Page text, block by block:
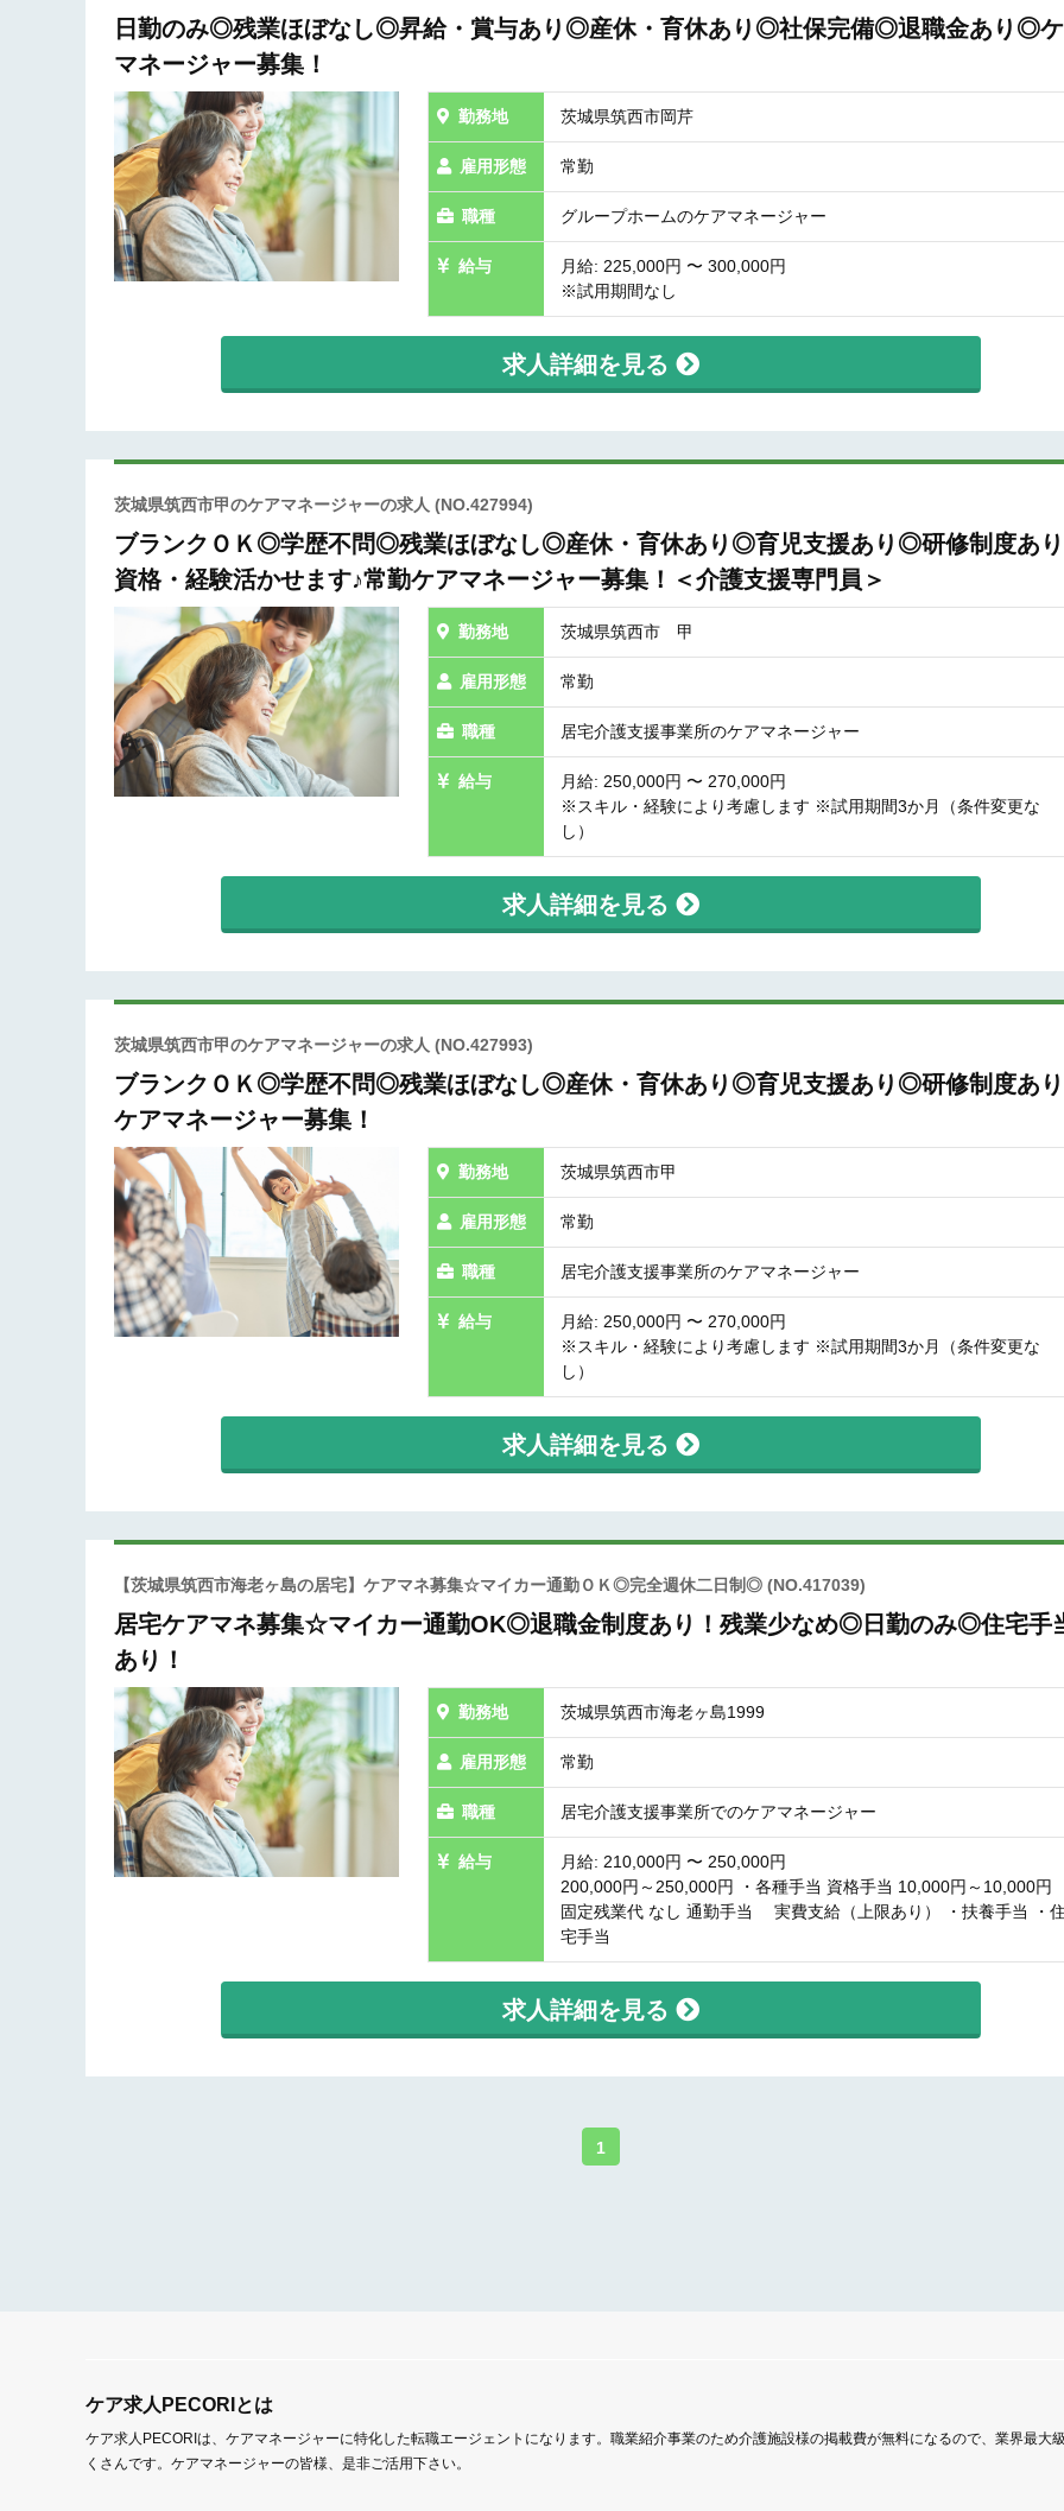
日勤のみ◎残業ほぼなし◎昇給・賞与あり◎産休・育休あり◎社保完備◎退職金あり◎
マネージャー募集！
勤務地 茨城県筑西市岡芹
雇用形態 常勤
職種 グループホームのケアマネージャー
給与
月給: 225,000円 〜 300,000円
※試用期間なし
求人詳細を見る
茨城県筑西市甲のケアマネージャーの求人 (NO.427994)
ブランクＯＫ◎学歴不問◎残業ほぼなし◎産休・育休あり◎育児支援あり◎研修制度あ
資格・経験活かせます♪常勤ケアマネージャー募集！＜介護支援専門員＞
勤務地 茨城県筑西市 甲
雇用形態 常勤
職種 居宅介護支援事業所のケアマネージャー
給与
月給: 250,000円 〜 270,000円
※スキル・経験により考慮します ※試用期間3か月（条件変更な
し）
求人詳細を見る
茨城県筑西市甲のケアマネージャーの求人 (NO.427993)
ブランクＯＫ◎学歴不問◎残業ほぼなし◎産休・育休あり◎育児支援あり◎研修制度あ
ケアマネージャー募集！
勤務地 茨城県筑西市甲
雇用形態 常勤
職種 居宅介護支援事業所のケアマネージャー
給与
月給: 250,000円 〜 270,000円
※スキル・経験により考慮します ※試用期間3か月（条件変更な
し）
求人詳細を見る
【茨城県筑西市海老ヶ島の居宅】ケアマネ募集☆マイカー通勤ＯＫ◎完全週休二日制◎ (NO.417039)
居宅ケアマネ募集☆マイカー通勤OK◎退職金制度あり！残業少なめ◎日勤のみ◎住宅手
あり！
勤務地 茨城県筑西市海老ヶ島1999
雇用形態 常勤
職種 居宅介護支援事業所でのケアマネージャー
給与
月給: 210,000円 〜 250,000円
200,000円～250,000円 ・各種手当 資格手当 10,000円～10,000円
固定残業代 なし 通勤手当 実費支給（上限あり） ・扶養手当 ・
宅手当
求人詳細を見る
1
ケア求人PECORIとは
ケア求人PECORIは、ケアマネージャーに特化した転職エージェントになります。職業紹介事業のため介護施設様の掲載費が無料になるので、業界最
くさんです。ケアマネージャーの皆様、是非ご活用下さい。